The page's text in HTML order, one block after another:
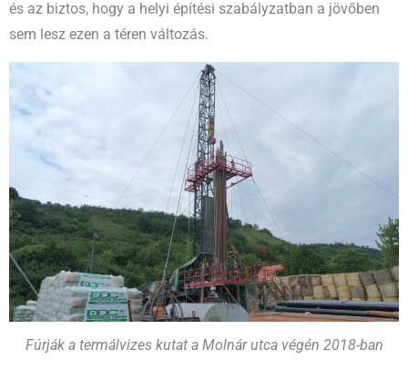
és az biztos, hogy a helyi építési szabályzatban a jövőben
sem lesz ezen a téren változás.
Fúrják a termálvizes kutat a Molnár utca végén 2018-ban